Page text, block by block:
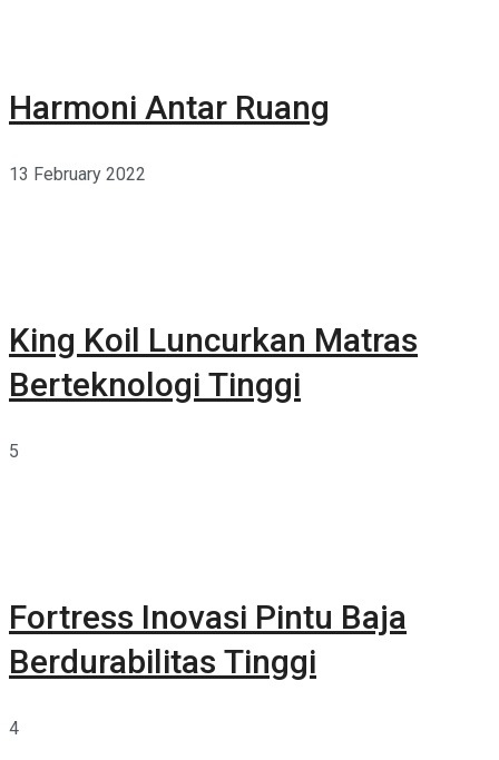
Harmoni Antar Ruang
13 February 2022
King Koil Luncurkan Matras
Berteknologi Tinggi
5
Fortress Inovasi Pintu Baja
Berdurabilitas Tinggi
4